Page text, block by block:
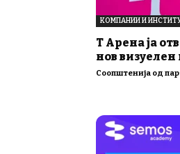
КОМПАНИИ И
Т Арена ја
нов
Соопштенија од